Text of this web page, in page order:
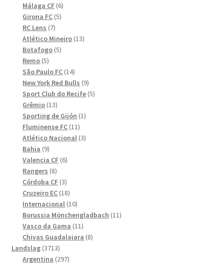
Málaga CF 66
Girona FC 55
RC Lens 77
produkter
Atlético Mineiro 1313
Botafogo 55
Remo 55
produkter
São Paulo FC 1414
produkter
New York Red Bulls 99
produkter
Sport Club do Recife 55
Grêmio 1313
produkter
Sporting de Gijón 11
Fluminense FC 1111
produkter
Atlético Nacional 33
Bahia 99
produkter
Valencia CF 66
Rangers 88
produkter
Córdoba CF 33
produkter
Cruzeiro EC 1818
produkter
Internacional 1010
produkter
Borussia Mönchengladbach 1111
Vasco da Gama 1111
produkter
Chivas Guadalajara 88
Landslag 37133713
produkter
Argentina 297297